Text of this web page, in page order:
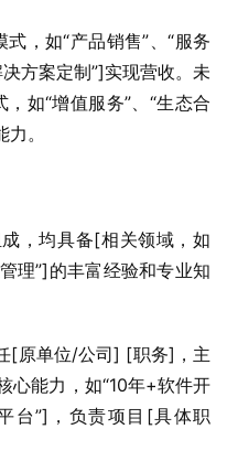
，如“产品销售”、“服务
方案定制”]实现营收。未
如“增值服务”、“生态合
。
，均具备[相关领域，如
理”]的丰富经验和专业知
[原单位/公司] [职务]，主
能力，如“10年+软件开
台”]，负责项目[具体职